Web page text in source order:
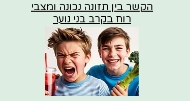
הקשר בין תזונה נכונה ומצבי
רוח בקרב בני נוער